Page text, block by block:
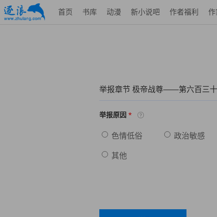
首页 书库 动漫 新小说吧 作者福利 作
举报章节 极帝战尊——第六百三
举报原因 *
色情低俗 政治敏感
其他